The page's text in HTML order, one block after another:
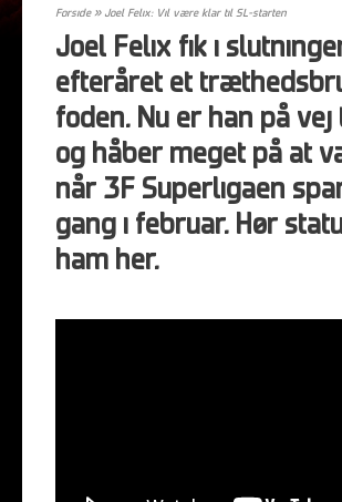
Forside» Joel Felix: Vil være klar til SL-starten
Joel Felix fik i
efteråret et
foden. Nu er han på vej
og håber meget på at
når 3F Superligaen
gang i februar. Hør
ham her.